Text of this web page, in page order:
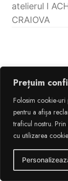
Prețuim
Folosim cookie-uri
pentru a afișa
traficul nostru.
cu utilizarea
atelierul I
CRAIOVA